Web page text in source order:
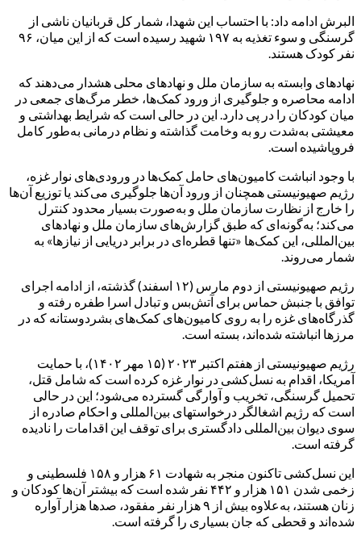
البرش ادامه داد: با احتساب این شهدا، شمار کل قربانیان ناشی از
گرسنگی و سوء تغذیه به ۱۹۷ شهید رسیده است که از این میان، ۹۶
نفر کودک هستند.
نهادهای وابسته به سازمان ملل و نهادهای محلی هشدار می‌دهند که
ادامه محاصره و جلوگیری از ورود کمک‌ها، خطر مرگ‌های جمعی در
میان کودکان را در پی دارد. این در حالی است که شرایط بهداشتی و
معیشتی به‌شدت رو به وخامت گذاشته و نظام درمانی به‌طور کامل
فروپاشیده است.
با وجود انباشت کامیون‌های حامل کمک‌ها در ورودی‌های نوار غزه،
رژیم صهیونیستی همچنان از ورود آن‌ها جلوگیری می‌کند یا توزیع آن‌ها
را خارج از نظارت سازمان ملل و به‌صورت بسیار محدود کنترل
می‌کند؛ به‌گونه‌ای که طبق گزارش‌های سازمان ملل و نهادهای
بین‌المللی، این کمک‌ها «تنها قطره‌ای در برابر دریایی از نیازها» به
شمار می‌روند.
رژیم صهیونیستی از دوم مارس (۱۲ اسفند) گذشته، از ادامه اجرای
توافق با جنبش حماس برای آتش‌بس و تبادل اسرا طفره رفته و
گذرگاه‌های غزه را به روی کامیون‌های کمک‌های بشردوستانه که در
مرزها انباشته شده‌اند، بسته است.
رژیم صهیونیستی از هفتم اکتبر ۲۰۲۳ (۱۵ مهر ۱۴۰۲)، با حمایت
آمریکا، اقدام به نسل‌کشی در نوار غزه کرده است که شامل قتل،
تحمیل گرسنگی، تخریب و آوارگی گسترده می‌شود؛ این در حالی
است که رژیم اشغالگر درخواستهای بین‌المللی و احکام صادره از
سوی دیوان بین‌المللی دادگستری برای توقف این اقدامات را نادیده
گرفته است.
این نسل‌کشی تاکنون منجر به شهادت ۶۱ هزار و ۱۵۸ فلسطینی و
زخمی شدن ۱۵۱ هزار و ۴۴۲ نفر شده است که بیشتر آن‌ها کودکان و
زنان هستند، به‌علاوه بیش از ۹ هزار نفر مفقود، صدها هزار آواره
شده‌اند و قحطی که جان بسیاری را گرفته است.